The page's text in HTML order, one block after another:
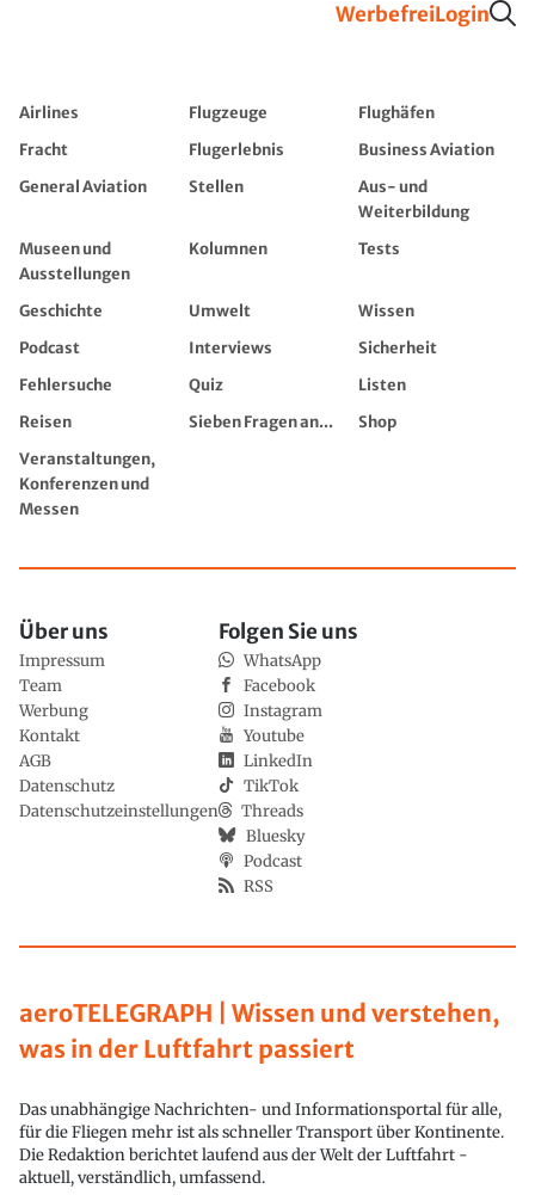
WerbefreiLogin
Airlines Flugzeuge
Flughäfen
Fracht
Flugerlebnis
Business Aviation
General Aviation
Stellen
Aus- und
Weiterbildung
Museen und
Ausstellungen
Kolumnen Tests
Geschichte Umwelt
Wissen
Podcast
Interviews
Sicherheit
Fehlersuche
Quiz
Listen
Reisen
Sieben Fragen an...
Shop
Veranstaltungen,
Konferenzen und
Messen
aeroTELEGRAPH | Wissen und verstehen,
was in der Luftfahrt passiert
Das unabhängige Nachrichten- und Informationsportal für alle,
für die Fliegen mehr ist als schneller Transport über Kontinente.
Die Redaktion berichtet laufend aus der Welt der Luftfahrt -
aktuell, verständlich, umfassend.
Über uns
Impressum
Team
Werbung
Kontakt
AGB
Datenschutz
Datenschutzeinstellungen
Folgen Sie uns
WhatsApp
Facebook
Instagram
Youtube
LinkedIn
TikTok
Threads
Bluesky
Podcast
RSS